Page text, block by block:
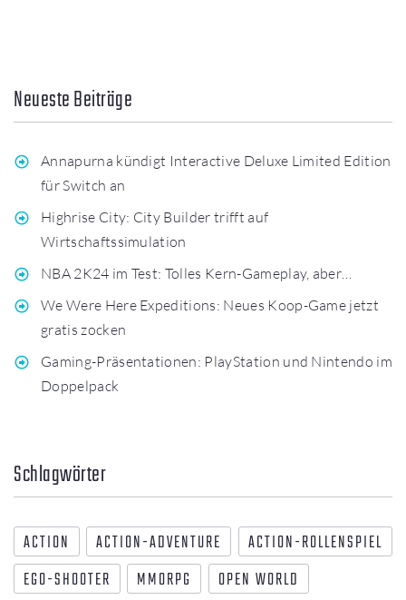
Neueste Beiträge
Annapurna kündigt Interactive Deluxe Limited Edition
für Switch an
Highrise City: City Builder trifft auf
Wirtschaftssimulation
NBA 2K24 im Test: Tolles Kern-Gameplay, aber…
We Were Here Expeditions: Neues Koop-Game jetzt
gratis zocken
Gaming-Präsentationen: PlayStation und Nintendo im
Doppelpack
Schlagwörter
ACTION ACTION-ADVENTURE
ACTION-ROLLENSPIEL
EGO-SHOOTER
MMORPG
OPEN WORLD